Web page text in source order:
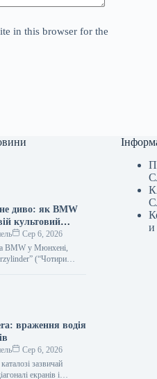
in this browser for the
диво: як BMW
культовий
Сер 6, 2026
BMW у Мюнхені,
(“Чотири
корпоративних
З 1973 року ця…
враження водія
Сер 6, 2026
зазвичай
екранів і
и